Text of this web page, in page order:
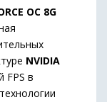
OC 8G
NVIDIA
FPS в
технологии